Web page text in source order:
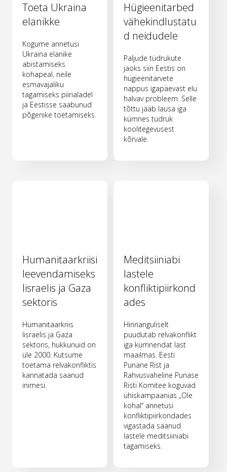
Toeta Ukraina
elanikke
Kogume annetusi
Ukraina elanike
abistamiseks
kohapeal, neile
esmavajaliku
tagamiseks piirialadel
ja Eestisse saabunud
põgenike toetamiseks.
Hügieenitarbed
vähekindlustatu
d neidudele
Paljude tüdrukute
jaoks siin Eestis on
hügieenitarvete
nappus igapäevast elu
halvav probleem. Selle
tõttu jääb lausa iga
kümnes tüdruk
koolitegevusest
kõrvale.
Humanitaarkriisi
leevendamiseks
Iisraelis ja Gaza
sektoris
Humanitaarkriis
Iisraelis ja Gaza
sektoris, hukkunuid on
üle 2000. Kutsume
toetama relvakonfliktis
kannatada saanud
inimesi.
Meditsiiniabi
lastele
konfliktipiirkond
ades
Hinnanguliselt
puudutab relvakonflikt
iga kümnendat last
maailmas. Eesti
Punane Rist ja
Rahvusvaheline Punase
Risti Komitee koguvad
ühiskampaanias „Ole
kohal“ annetusi
konfliktipiirkondades
vigastada saanud
lastele meditsiiniabi
tagamiseks.